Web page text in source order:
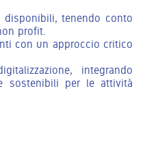
tenendo conto
profit.
con un approccio critico
integrando
sostenibili per le attività